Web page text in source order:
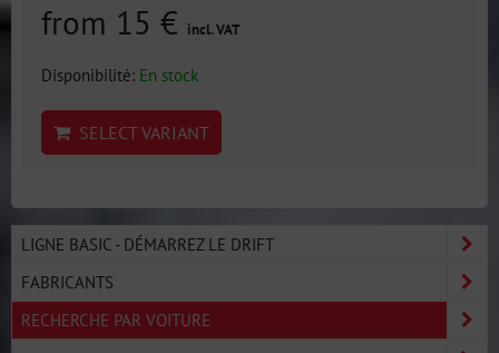
from 15 € incl. VAT
Disponibilité: En stock
SELECT VARIANT
LIGNE BASIC - DÉMARREZ LE DRIFT
FABRICANTS
RECHERCHE PAR VOITURE